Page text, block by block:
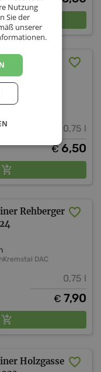
2024
0,75 l
€6,50
Rehberger
Kremstal DAC
0,75 l
€ 7,90
Holzgasse
Nutzung
Sie der
unserer